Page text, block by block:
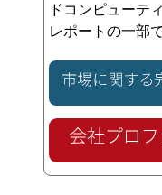
ドコンピューテ
レポートの一部